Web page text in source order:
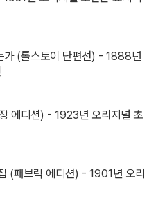
가 (톨스토이 단편선) - 1888년
에디션) - 1923년 오리지널 초
(패브릭 에디션) - 1901년 오리